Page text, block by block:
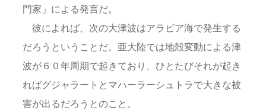
門家」による発言だ。
彼によれば、次の大津波はアラビア海で発生する
だろうということだ。亜大陸では地殻変動による津
波が６０年周期で起きており、ひとたびそれが起き
ればグジャラートとマハーラーシュトラで大きな被
害が出るだろうとのこと。